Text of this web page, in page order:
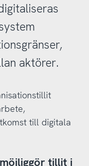
aktörer.
till digitala
tillit i